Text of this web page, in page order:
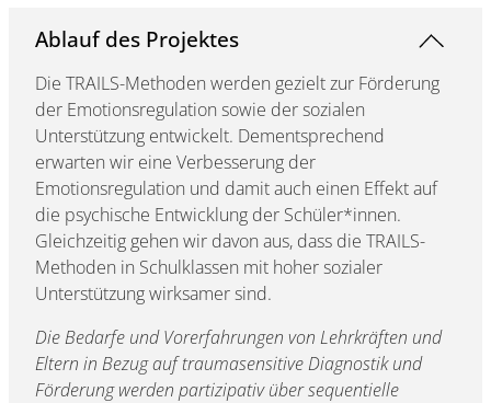
Ablauf des Projektes
Die TRAILS-Methoden werden gezielt zur Förderung
der Emotionsregulation sowie der sozialen
Unterstützung entwickelt. Dementsprechend
erwarten wir eine Verbesserung der
Emotionsregulation und damit auch einen Effekt auf
die psychische Entwicklung der Schüler*innen.
Gleichzeitig gehen wir davon aus, dass die TRAILS-
Methoden in Schulklassen mit hoher sozialer
Unterstützung wirksamer sind.
Die Bedarfe und Vorerfahrungen von Lehrkräften und
Eltern in Bezug auf traumasensitive Diagnostik und
Förderung werden partizipativ über sequentielle